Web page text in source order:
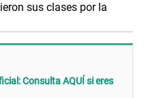
sus clases por la
Consulta AQUÍ si eres